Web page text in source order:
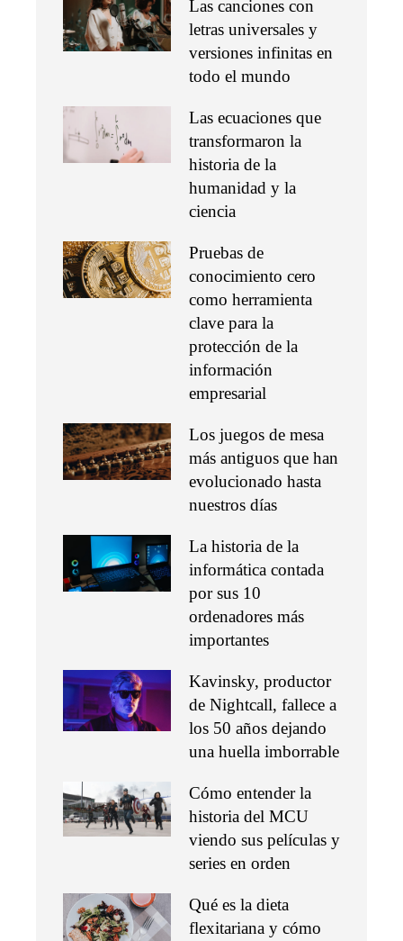
Las canciones con
letras universales y
versiones infinitas en
todo el mundo
Las ecuaciones que
transformaron la
historia de la
humanidad y la
ciencia
Pruebas de
conocimiento cero
como herramienta
clave para la
protección de la
información
empresarial
Los juegos de mesa
más antiguos que han
evolucionado hasta
nuestros días
La historia de la
informática contada
por sus 10
ordenadores más
importantes
Kavinsky, productor
de Nightcall, fallece a
los 50 años dejando
una huella imborrable
Cómo entender la
historia del MCU
viendo sus películas y
series en orden
Qué es la dieta
flexitariana y cómo